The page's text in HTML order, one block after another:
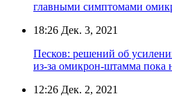
главными симптомами
18:26 Дек. 3, 2021
Песков: решений об
из-за омикрон-штамма пока
12:26 Дек. 2, 2021